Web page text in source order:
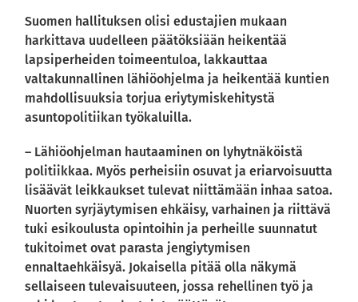
Suomen hallituksen olisi edustajien mukaan
harkittava uudelleen päätöksiään heikentää
lapsiperheiden toimeentuloa, lakkauttaa
valtakunnallinen lähiöohjelma ja heikentää kuntien
mahdollisuuksia torjua eriytymiskehitystä
asuntopolitiikan työkaluilla.
– Lähiöohjelman hautaaminen on lyhytnäköistä
politiikkaa. Myös perheisiin osuvat ja eriarvoisuutta
lisäävät leikkaukset tulevat niittämään inhaa satoa.
Nuorten syrjäytymisen ehkäisy, varhainen ja riittävä
tuki esikoulusta opintoihin ja perheille suunnatut
tukitoimet ovat parasta jengiytymisen
ennaltaehkäisyä. Jokaisella pitää olla näkymä
sellaiseen tulevaisuuteen, jossa rehellinen työ ja